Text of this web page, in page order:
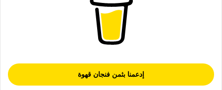
إدعمنا بثمن فنجان قهوة